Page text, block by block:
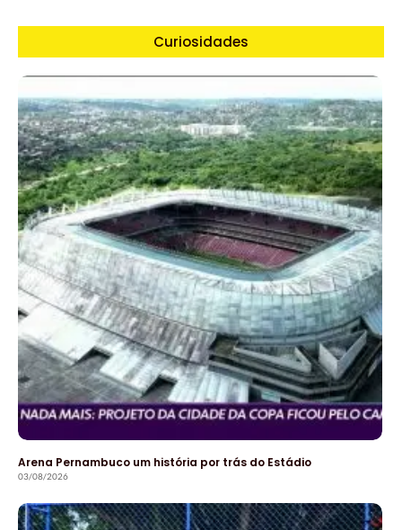
Curiosidades
Arena Pernambuco um história por trás do Estádio
03/08/2026